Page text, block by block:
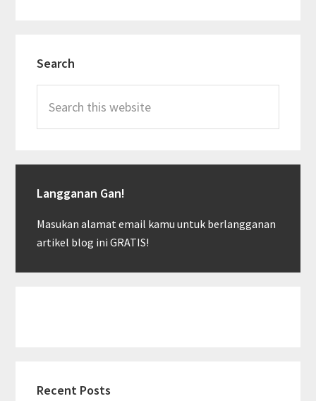
Sidebar
Search
this
website
Langganan Gan!
Masukan alamat email kamu untuk berlangganan
artikel blog ini GRATIS!
Recent Posts